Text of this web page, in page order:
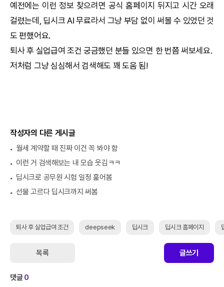
예전에는 이런 정보 찾으려면 공식 홈페이지 뒤지고 시간 오래
걸렸는데, 딥시크 AI 무료라서 그냥 부담 없이 써볼 수 있었던 것
도 편했어요.
퇴사 후 실업급여 조건 궁금했던 분들 있으면 한 번쯤 써보세요.
저처럼 그냥 심심해서 검색해도 꽤 도움 됨!
작성자의 다른 게시글
월세 계약할 때 진짜 이건 꼭 봐야 함
이런 거 검색해보는 내 모습 웃김ㅋㅋ
딥시크로 공무원 시험 일정 훑어봄
선물 고르다 딥시크까지 써봄
퇴사 후 실업급여 조건 deepseek 딥시크 딥시크 홈페이지
목록 글쓰기
댓글0